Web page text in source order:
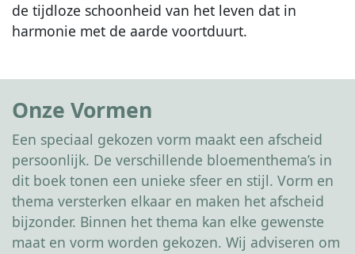
de tijdloze schoonheid van het leven dat in
harmonie met de aarde voortduurt.
Onze Vormen
Een speciaal gekozen vorm maakt een afscheid
persoonlijk. De verschillende bloementhema’s in
dit boek tonen een unieke sfeer en stijl. Vorm en
thema versterken elkaar en maken het afscheid
bijzonder. Binnen het thema kan elke gewenste
maat en vorm worden gekozen. Wij adviseren om